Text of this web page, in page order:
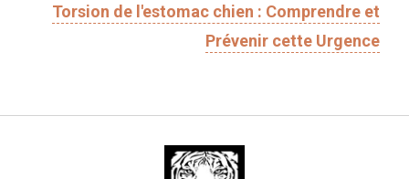
Torsion de l'estomac chien : Comprendre et
Prévenir cette Urgence